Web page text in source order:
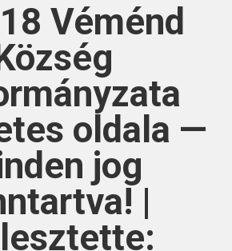
Véménd
oldala —
jog
|